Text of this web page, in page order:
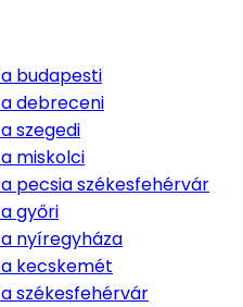
a budapesti
a debreceni
a szegedi
a miskolci
a pecsia székesfehérvár
a győri
a nyíregyháza
a kecskemét
a székesfehérvár